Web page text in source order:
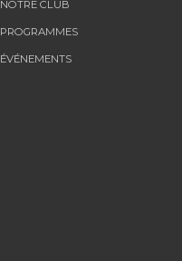
NOTRE CLUB
PROGRAMMES
ÉVÉNEMENTS